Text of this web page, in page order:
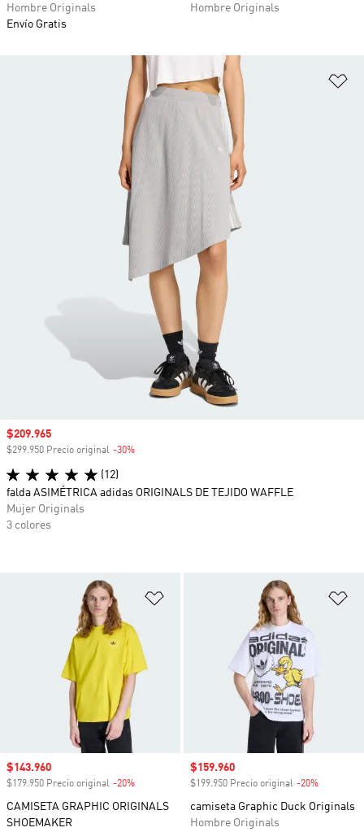
Hombre Originals
Envío Gratis
Hombre Originals
Añadir a la lista de deseos
Precio de venta
$143.960
$179.950 Precio original -20%
CAMISETA GRAPHIC ORIGINALS
SHOEMAKER
Precio de venta
$159.960
$199.950 Precio original -20%
camiseta Graphic Duck Originals
Hombre Originals
Precio de venta
$209.965
$299.950 Precio original -30%
(12)
falda ASIMÉTRICA adidas ORIGINALS DE TEJIDO WAFFLE
Mujer Originals
3 colores